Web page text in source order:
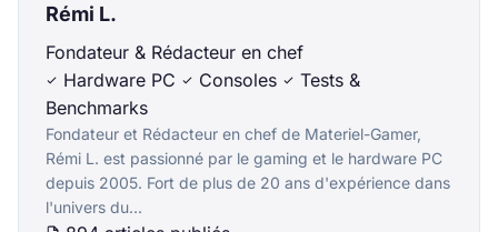
Rémi L.
Fondateur & Rédacteur en chef
Hardware PC
Consoles
Tests &
Benchmarks
Fondateur et Rédacteur en chef de Materiel-Gamer,
Rémi L. est passionné par le gaming et le hardware PC
depuis 2005. Fort de plus de 20 ans d'expérience dans
l'univers du...